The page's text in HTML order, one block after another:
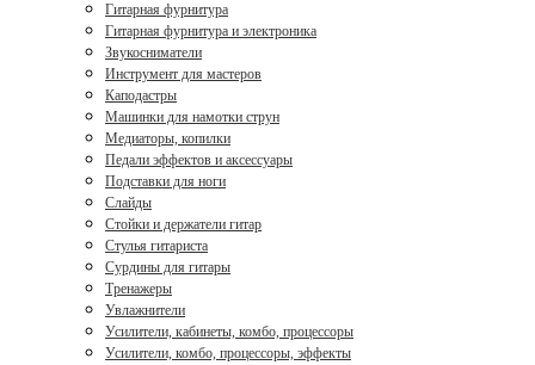
Гитарная фурнитура
Гитарная фурнитура и электроника
Звукосниматели
Инструмент для мастеров
Каподастры
Машинки для намотки струн
Медиаторы, копилки
Педали эффектов и аксессуары
Подставки для ноги
Слайды
Стойки и держатели гитар
Стулья гитариста
Сурдины для гитары
Тренажеры
Увлажнители
Усилители, кабинеты, комбо, процессоры
Усилители, комбо, процессоры, эффекты